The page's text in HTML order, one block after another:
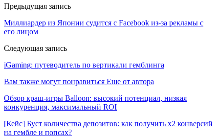
Предыдущая запись
Миллиардер из Японии судится с Facebook из-за рекламы с
его лицом
Следующая запись
iGaming: путеводитель по вертикали гемблинга
Вам также могут понравиться Еще от автора
Обзор краш-игры Balloon: высокий потенциал, низкая
конкуренция, максимальный ROI
[Кейс] Буст количества депозитов: как получить х2 конверсий
на гембле и попсах?